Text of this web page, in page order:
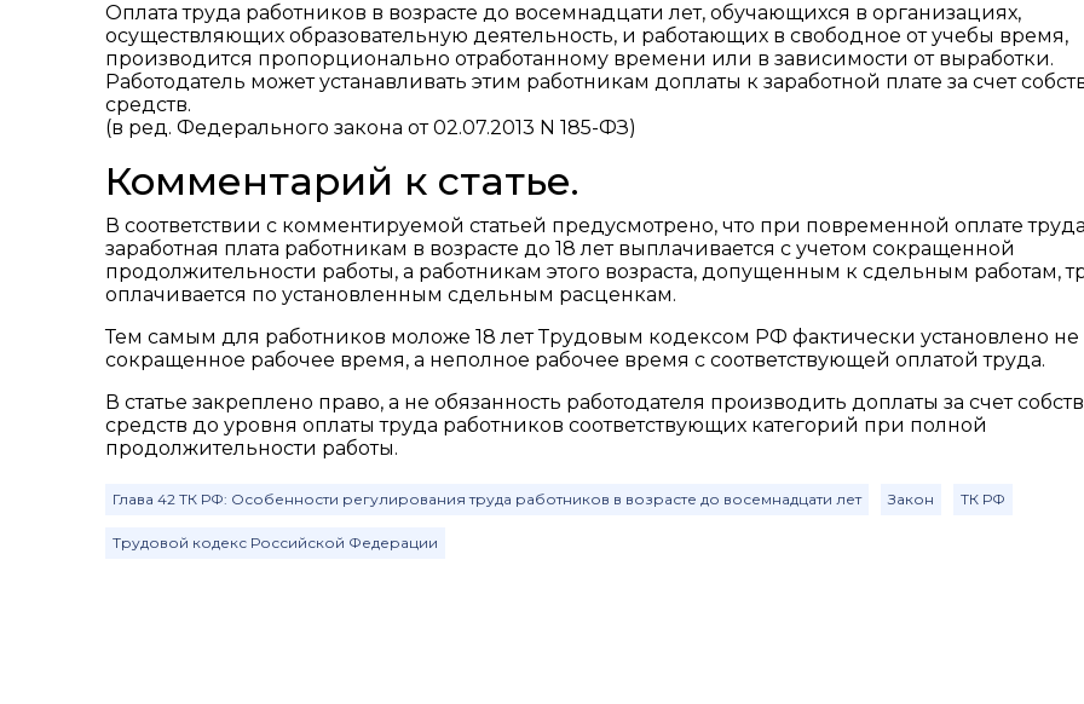
Оплата труда работников в возрасте до восемнадцати лет, обучающихся в организациях,
осуществляющих образовательную деятельность, и работающих в свободное от учебы время,
производится пропорционально отработанному времени или в зависимости от выработки.
Работодатель может устанавливать этим работникам доплаты к заработной плате за счет
средств.
(в ред. Федерального закона от 02.07.2013 N 185-ФЗ)
Комментарий к статье.
В соответствии с комментируемой статьей предусмотрено, что при повременной оплате труда
заработная плата работникам в возрасте до 18 лет выплачивается с учетом сокращенной
продолжительности работы, а работникам этого возраста, допущенным к сдельным работам,
оплачивается по установленным сдельным расценкам.
Тем самым для работников моложе 18 лет Трудовым кодексом РФ фактически установлено не
сокращенное рабочее время, а неполное рабочее время с соответствующей оплатой труда.
В статье закреплено право, а не обязанность работодателя производить доплаты за счет
средств до уровня оплаты труда работников соответствующих категорий при полной
продолжительности работы.
Глава 42 ТК РФ: Особенности регулирования труда работников в возрасте до восемнадцати лет Закон ТК РФ
Трудовой кодекс Российской Федерации